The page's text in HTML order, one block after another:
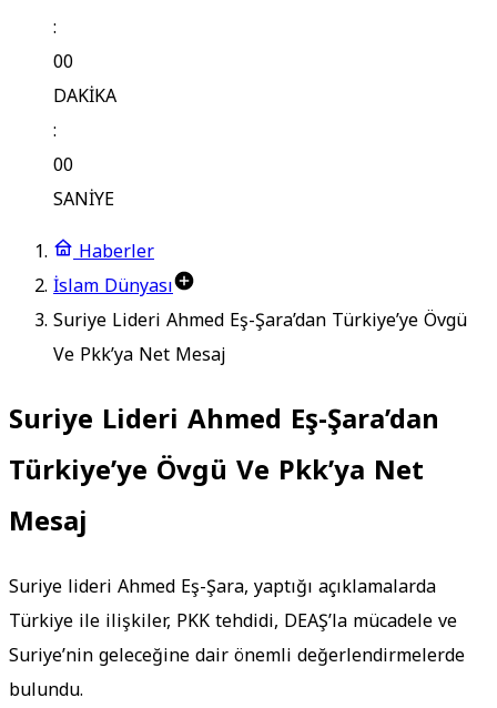
:
00
DAKİKA
:
00
SANİYE
Haberler
İslam Dünyası
Suriye Lideri Ahmed Eş-Şara’dan Türkiye’ye Övgü
Ve Pkk’ya Net Mesaj
Suriye Lideri Ahmed Eş-Şara’dan
Türkiye’ye Övgü Ve Pkk’ya Net
Mesaj
Suriye lideri Ahmed Eş-Şara, yaptığı açıklamalarda
Türkiye ile ilişkiler, PKK tehdidi, DEAŞ’la mücadele ve
Suriye’nin geleceğine dair önemli değerlendirmelerde
bulundu.